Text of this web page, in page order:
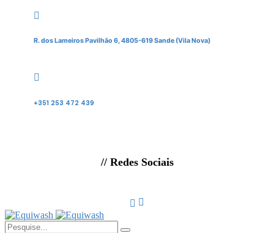
R. dos Lameiros Pavilhão 6, 4805-619 Sande (Vila Nova)
+351 253 472 439
// Redes Sociais